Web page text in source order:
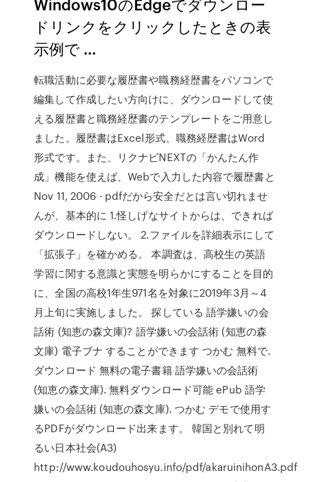
ドリンクをクリックしたときの表
示例で …
転職活動に必要な履歴書や職務経歴書をパソコンで
編集して作成したい方向けに、ダウンロードして使
える履歴書と職務経歴書のテンプレートをご用意し
ました。履歴書はExcel形式、職務経歴書はWord
形式です。また、リクナビNEXTの「かんたん作
成」機能を使えば、Webで入力した内容で履歴書と
Nov 11, 2006 · pdfだから安全だとは言い切れませ
んが、基本的に 1.怪しげなサイトからは、できれば
ダウンロードしない。 2.ファイルを詳細表示にして
「拡張子」を確かめる。 本調査は、高校生の英語
学習に関する意識と実態を明らかにすることを目的
に、全国の高校1年生971名を対象に2019年3月～4
月上旬に実施しました。 探している 語学嫌いの会
話術 (知恵の森文庫)? 語学嫌いの会話術 (知恵の森
文庫) 電子ブナ することができます つかむ 無料で.
ダウンロード 無料の電子書籍 語学嫌いの会話術
(知恵の森文庫). 無料ダウンロード可能 ePub 語学
嫌いの会話術 (知恵の森文庫). つかむ デモで使用す
るPDFがダウンロード出来ます。 韓国と別れて明
るい日本社会(A3)
http://www.koudouhosyu.info/pdf/akaruinihonA3.pdf